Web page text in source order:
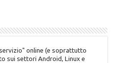
online (e soprattutto
sui settori Android, Linux e